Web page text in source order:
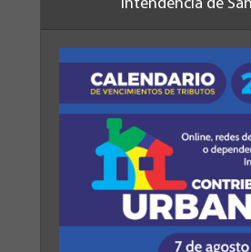
Intendencia de